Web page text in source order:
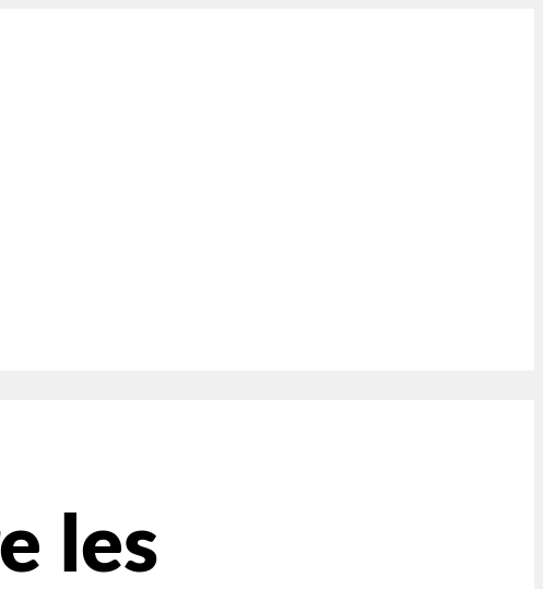
les